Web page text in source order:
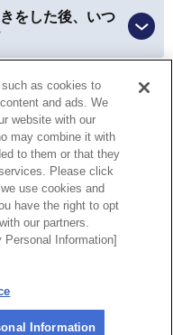
買い物ができました！
員カードを探したり、
ったのが、今は
ので、すごく便利にな
県 女性
なって皆に感謝されま
いですね！
をした後、いつ
会および会員扱
？
個人情報保護方針
Sell or Share My Personal
Information
as cookies to
and ads. We
website with our
may combine it with
to them or that they
Please click
use cookies and
have the right to opt
our partners.
Information]
Information